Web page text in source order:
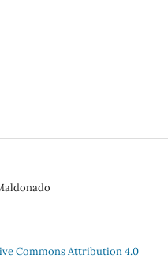
Commons Attribution 4.0